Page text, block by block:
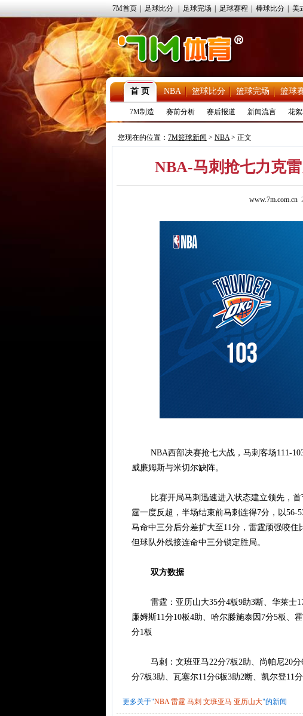
7M首页 足球比分 足球完场 足球赛程 棒球比分 美
首 页 NBA 篮球比分 篮球完场 篮球
7M制造 赛前分析 赛后报道 新闻流言 花
您现在的位置： 7M篮球新闻 > NBA> 正文
NBA-马刺抢七力克
www.7m.com.cn
NBA西部决赛抢七大战，马刺客场111-103
威廉姆斯与米切尔缺阵。
比赛开局马刺迅速进入状态建立领先，首
霆一度反超，半场结束前马刺连得7分，以56-
马命中三分后分差扩大至11分，雷霆顽强咬
但球队外线接连命中三分锁定胜局。
双方数据
雷霆：亚历山大35分4板9助3断、华莱士17
廉姆斯11分10板4助、哈尔滕施泰因7分5板、
分1板
马刺：文班亚马22分7板2助、尚帕尼20分6
分7板3助、瓦塞尔11分6板3助2断、凯尔登11
更多关于"NBA 雷霆 马刺 文班亚马 亚历山大"的新闻